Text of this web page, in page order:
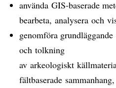
använda GIS-baserade
bearbeta, analysera och
genomföra
och tolkning
av arkeologiskt
fältbaserade sammanhang,